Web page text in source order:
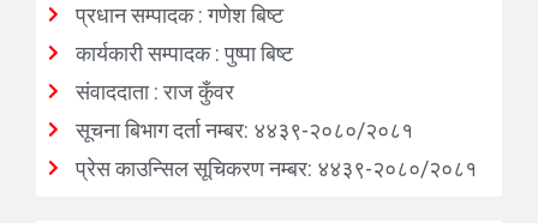
प्रधान सम्पादक : गणेश बिष्ट
कार्यकारी सम्पादक : पुष्पा बिष्ट
संवाददाता : राज कुँवर
सूचना बिभाग दर्ता नम्बर: ४४३९-२०८०/२०८१
प्रेस काउन्सिल सूचिकरण नम्बर: ४४३९-२०८०/२०८१